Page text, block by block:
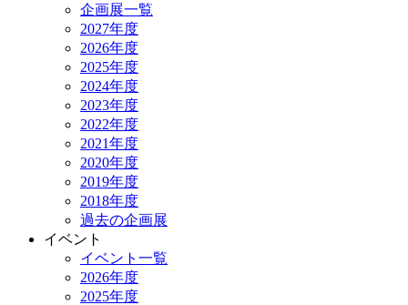
企画展一覧
2027年度
2026年度
2025年度
2024年度
2023年度
2022年度
2021年度
2020年度
2019年度
2018年度
過去の企画展
イベント
イベント一覧
2026年度
2025年度